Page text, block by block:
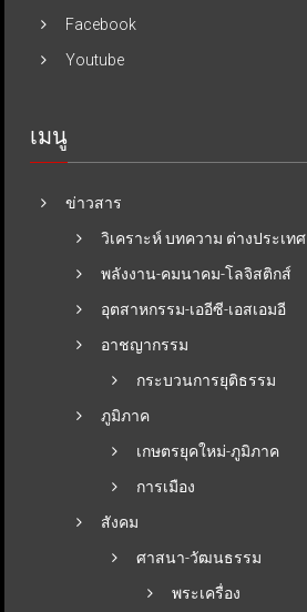
Facebook
Youtube
เมนู
ข่าวสาร
วิเคราะห์ บทความ ต่างประเทศ
พลังงาน-คมนาคม-โลจิสติกส์
อุตสาหกรรม-เออีซี-เอสเอมอี
อาชญากรรม
กระบวนการยุติธรรม
ภูมิภาค
เกษตรยุคใหม่-ภูมิภาค
การเมือง
สังคม
ศาสนา-วัฒนธรรม
พระเครื่อง